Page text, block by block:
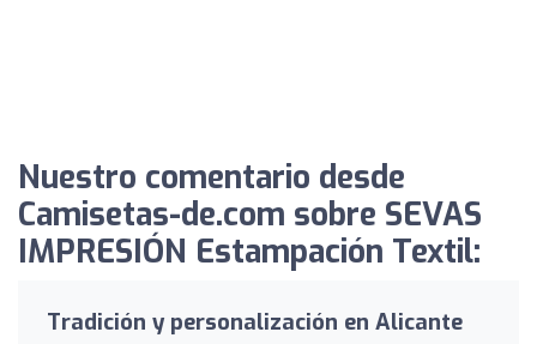
Nuestro comentario desde
Camisetas-de.com sobre SEVAS
IMPRESIÓN Estampación Textil:
Tradición y personalización en Alicante